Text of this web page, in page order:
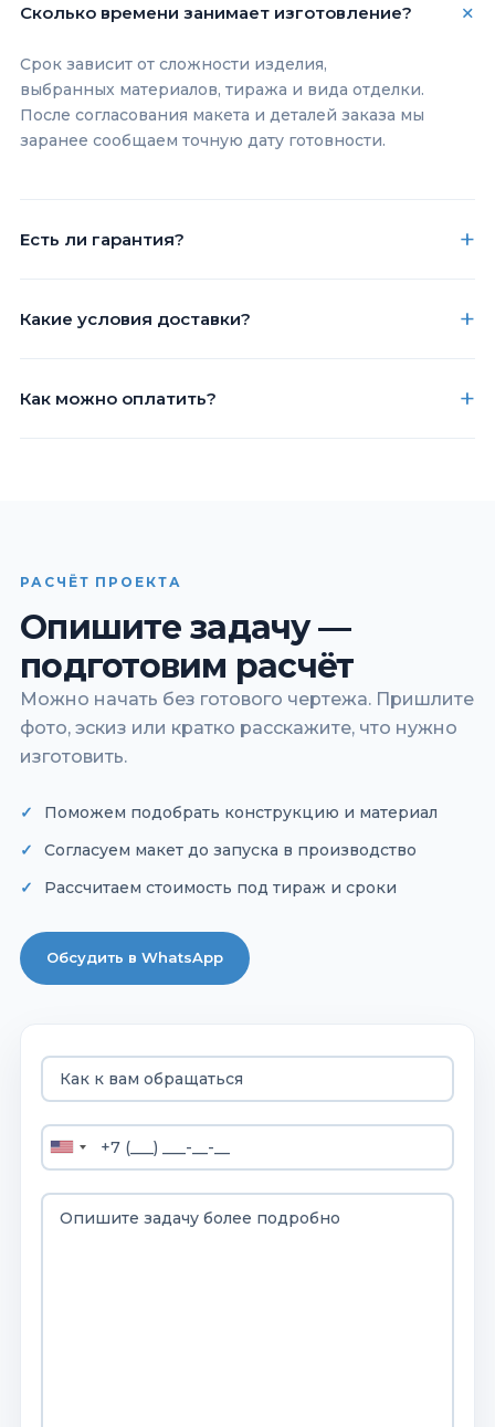
Сколько времени занимает изготовление?
Срок зависит от сложности изделия,
выбранных материалов, тиража и вида отделки.
После согласования макета и деталей заказа мы
заранее сообщаем точную дату готовности.
Есть ли гарантия?
Какие условия доставки?
Как можно оплатить?
РАСЧЁТ ПРОЕКТА
Опишите задачу —
подготовим расчёт
Можно начать без готового чертежа. Пришлите
фото, эскиз или кратко расскажите, что нужно
изготовить.
Поможем подобрать конструкцию и материал
Согласуем макет до запуска в производство
Рассчитаем стоимость под тираж и сроки
Обсудить в WhatsApp